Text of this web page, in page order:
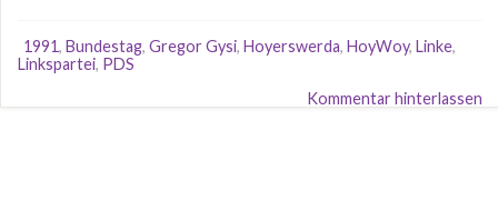
1991, Bundestag, Gregor Gysi, Hoyerswerda, HoyWoy, Linke,
Linkspartei, PDS
Kommentar hinterlassen